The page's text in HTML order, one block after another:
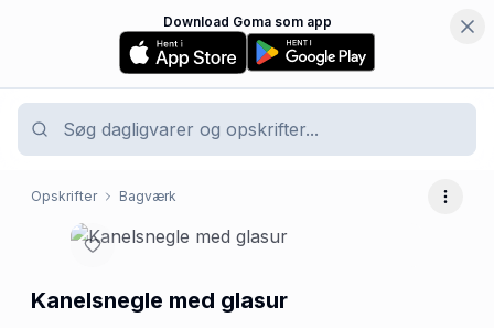
Download Goma som app
Opskrifter Bagværk Flere
Kanelsnegle med glasur